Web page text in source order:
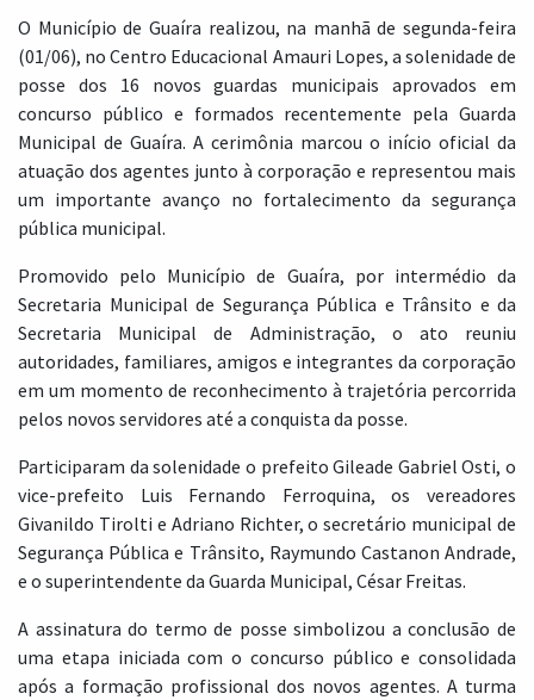
O Município de Guaíra realizou, na manhã de segunda-feira
(01/06), no Centro Educacional Amauri Lopes, a solenidade de
posse dos 16 novos guardas municipais aprovados em
concurso público e formados recentemente pela Guarda
Municipal de Guaíra. A cerimônia marcou o início oficial da
atuação dos agentes junto à corporação e representou mais
um importante avanço no fortalecimento da segurança
pública municipal.
Promovido pelo Município de Guaíra, por intermédio da
Secretaria Municipal de Segurança Pública e Trânsito e da
Secretaria Municipal de Administração, o ato reuniu
autoridades, familiares, amigos e integrantes da corporação
em um momento de reconhecimento à trajetória percorrida
pelos novos servidores até a conquista da posse.
Participaram da solenidade o prefeito Gileade Gabriel Osti, o
vice-prefeito Luis Fernando Ferroquina, os vereadores
Givanildo Tirolti e Adriano Richter, o secretário municipal de
Segurança Pública e Trânsito, Raymundo Castanon Andrade,
e o superintendente da Guarda Municipal, César Freitas.
A assinatura do termo de posse simbolizou a conclusão de
uma etapa iniciada com o concurso público e consolidada
após a formação profissional dos novos agentes. A turma